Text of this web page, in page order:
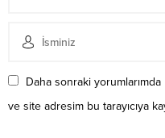
Daha sonraki yorumlarımda
ve site adresim bu tarayıcıya